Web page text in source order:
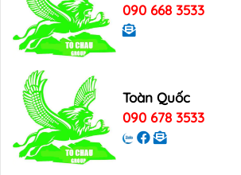
090 668 3533
Toàn Quốc
090 678 3533